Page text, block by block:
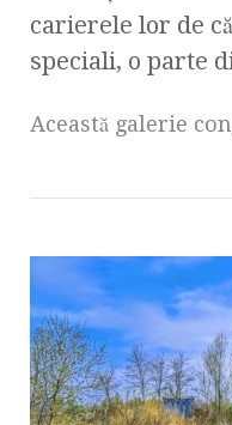
carierele lor de
speciali, o parte
Această galerie